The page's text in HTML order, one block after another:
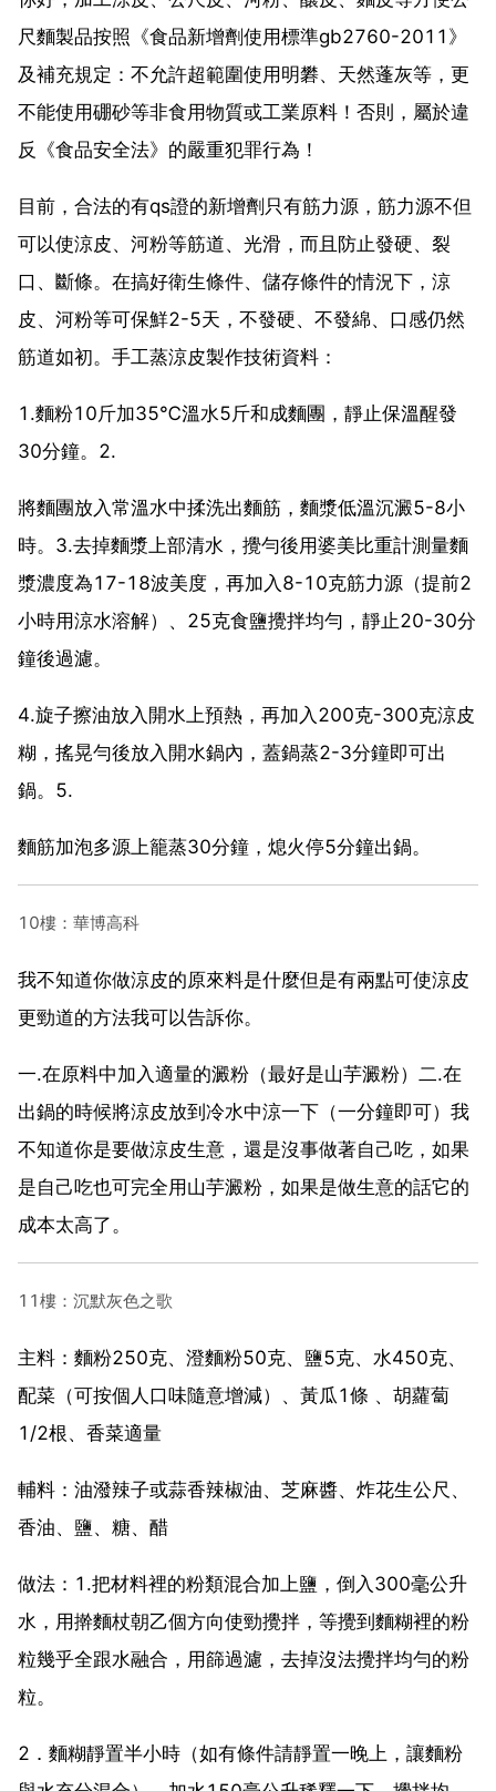
尺麵製品按照《食品新增劑使用標準gb2760-2011》
及補充規定：不允許超範圍使用明礬、天然蓬灰等，更
不能使用硼砂等非食用物質或工業原料！否則，屬於違
反《食品安全法》的嚴重犯罪行為！
目前，合法的有qs證的新增劑只有筋力源，筋力源不但
可以使涼皮、河粉等筋道、光滑，而且防止發硬、裂
口、斷條。在搞好衛生條件、儲存條件的情況下，涼
皮、河粉等可保鮮2-5天，不發硬、不發綿、口感仍然
筋道如初。手工蒸涼皮製作技術資料：
1.麵粉10斤加35℃溫水5斤和成麵團，靜止保溫醒發
30分鐘。2.
將麵團放入常溫水中揉洗出麵筋，麵漿低溫沉澱5-8小
時。3.去掉麵漿上部清水，攪勻後用婆美比重計測量麵
漿濃度為17-18波美度，再加入8-10克筋力源（提前2
小時用涼水溶解）、25克食鹽攪拌均勻，靜止20-30分
鐘後過濾。
4.旋子擦油放入開水上預熱，再加入200克-300克涼皮
糊，搖晃勻後放入開水鍋內，蓋鍋蒸2-3分鐘即可出
鍋。5.
麵筋加泡多源上籠蒸30分鐘，熄火停5分鐘出鍋。
10樓：華博高科
我不知道你做涼皮的原來料是什麼但是有兩點可使涼皮
更勁道的方法我可以告訴你。
一.在原料中加入適量的澱粉（最好是山芋澱粉）二.在
出鍋的時候將涼皮放到冷水中涼一下（一分鐘即可）我
不知道你是要做涼皮生意，還是沒事做著自己吃，如果
是自己吃也可完全用山芋澱粉，如果是做生意的話它的
成本太高了。
11樓：沉默灰色之歌
主料：麵粉250克、澄麵粉50克、鹽5克、水450克、
配菜（可按個人口味隨意增減）、黃瓜1條 、胡蘿蔔
1/2根、香菜適量
輔料：油潑辣子或蒜香辣椒油、芝麻醬、炸花生公尺、
香油、鹽、糖、醋
做法：1.把材料裡的粉類混合加上鹽，倒入300毫公升
水，用擀麵杖朝乙個方向使勁攪拌，等攪到麵糊裡的粉
粒幾乎全跟水融合，用篩過濾，去掉沒法攪拌均勻的粉
粒。
2．麵糊靜置半小時（如有條件請靜置一晚上，讓麵粉